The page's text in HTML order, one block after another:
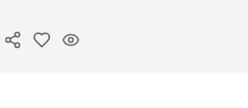
Copiar link